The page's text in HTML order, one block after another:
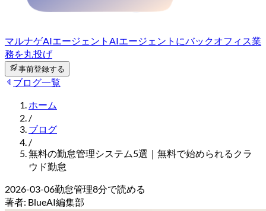
マルナゲAIエージェント AIエージェントにバックオフィス業
務を丸投げ
事前登録する
ブログ一覧
ホーム
/
ブログ
/
無料の勤怠管理システム5選｜無料で始められるクラ
ウド勤怠
2026-03-06勤怠管理8分で読める
著者: BlueAI編集部